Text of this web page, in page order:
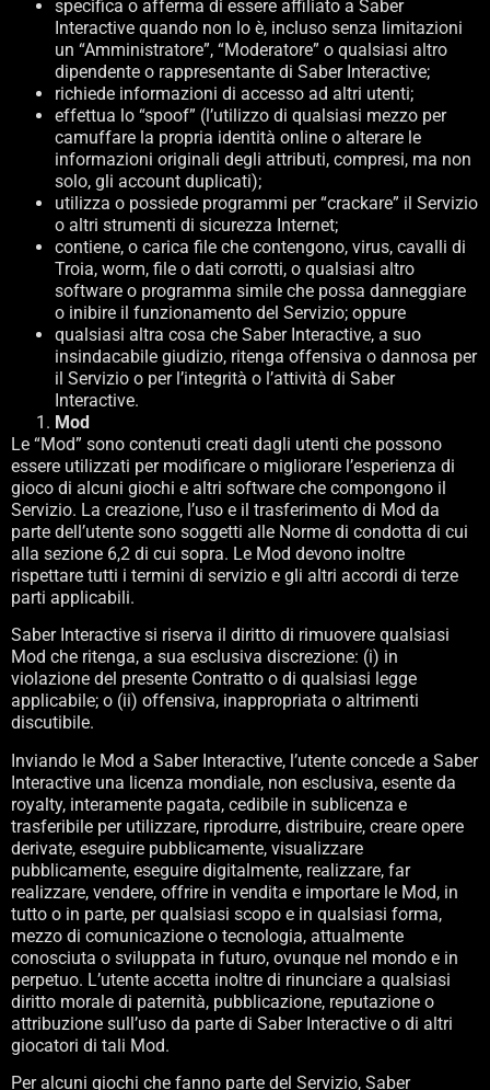
specifica o afferma di essere affiliato a Saber
Interactive quando non lo è, incluso senza limitazioni
un “Amministratore”, “Moderatore” o qualsiasi altro
dipendente o rappresentante di Saber Interactive;
richiede informazioni di accesso ad altri utenti;
effettua lo “spoof” (l’utilizzo di qualsiasi mezzo per
camuffare la propria identità online o alterare le
informazioni originali degli attributi, compresi, ma non
solo, gli account duplicati);
utilizza o possiede programmi per “crackare” il Servizio
o altri strumenti di sicurezza Internet;
contiene, o carica file che contengono, virus, cavalli di
Troia, worm, file o dati corrotti, o qualsiasi altro
software o programma simile che possa danneggiare
o inibire il funzionamento del Servizio; oppure
qualsiasi altra cosa che Saber Interactive, a suo
insindacabile giudizio, ritenga offensiva o dannosa per
il Servizio o per l’integrità o l’attività di Saber
Interactive.
Mod
Le “Mod” sono contenuti creati dagli utenti che possono
essere utilizzati per modificare o migliorare l’esperienza di
gioco di alcuni giochi e altri software che compongono il
Servizio. La creazione, l’uso e il trasferimento di Mod da
parte dell’utente sono soggetti alle Norme di condotta di cui
alla sezione 6,2 di cui sopra. Le Mod devono inoltre
rispettare tutti i termini di servizio e gli altri accordi di terze
parti applicabili.
Saber Interactive si riserva il diritto di rimuovere qualsiasi
Mod che ritenga, a sua esclusiva discrezione: (i) in
violazione del presente Contratto o di qualsiasi legge
applicabile; o (ii) offensiva, inappropriata o altrimenti
discutibile.
Inviando le Mod a Saber Interactive, l’utente concede a Saber
Interactive una licenza mondiale, non esclusiva, esente da
royalty, interamente pagata, cedibile in sublicenza e
trasferibile per utilizzare, riprodurre, distribuire, creare opere
derivate, eseguire pubblicamente, visualizzare
pubblicamente, eseguire digitalmente, realizzare, far
realizzare, vendere, offrire in vendita e importare le Mod, in
tutto o in parte, per qualsiasi scopo e in qualsiasi forma,
mezzo di comunicazione o tecnologia, attualmente
conosciuta o sviluppata in futuro, ovunque nel mondo e in
perpetuo. L’utente accetta inoltre di rinunciare a qualsiasi
diritto morale di paternità, pubblicazione, reputazione o
attribuzione sull’uso da parte di Saber Interactive o di altri
giocatori di tali Mod.
Per alcuni giochi che fanno parte del Servizio, Saber